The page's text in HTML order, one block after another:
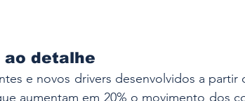
detalhe
e novos drivers desenvolvidos a partir
aumentam em 20% o movimento dos